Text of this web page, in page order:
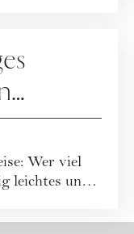
Wer viel
leichtes und